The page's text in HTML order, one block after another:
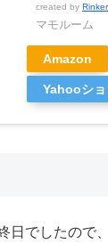
created by Rinker
マモルーム
Amazon
Yahooシ
日でしたので